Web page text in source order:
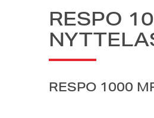
RESPO
RESPO 1000